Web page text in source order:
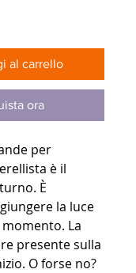
al carrello
ora
per
è il
È
la luce
La
presente sulla
O forse no?